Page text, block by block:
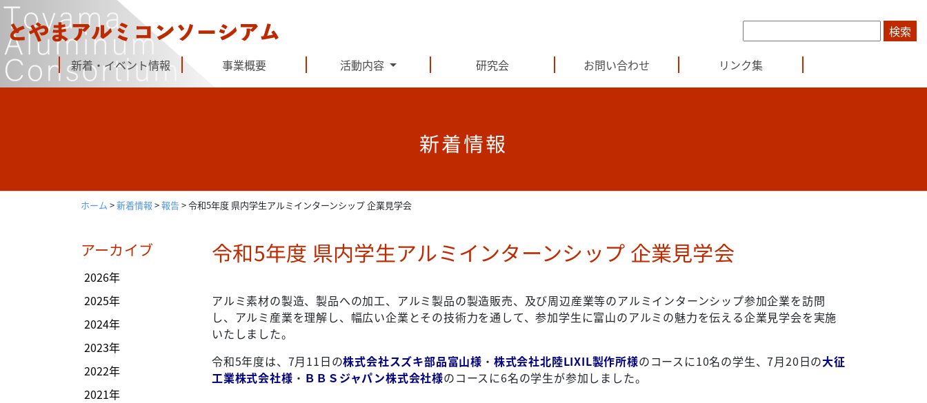
Skip
content
新着・イベント情報
事業概要 活動内容 研究会 お問い合わせ リンク集
新着情報
ホーム >新着情報 >報告>令和5年度 県内学生アルミインターンシップ 企業見学会
アーカイブ
2026年
2025年
2024年
2023年
2022年
2021年
令和5年度 県内学生アルミインターンシップ 企業見学会
アルミ素材の製造、製品への加工、アルミ製品の製造販売、及び周辺産業等のアルミインターンシップ参加企業を訪問
し、アルミ産業を理解し、幅広い企業とその技術力を通して、参加学生に富山のアルミの魅力を伝える企業見学会を実施
いたしました。
令和5年度は、7月11日の株式会社スズキ部品富山様 ・ 株式会社北陸LIXIL製作所様のコースに10名の学生、7月20日の大征
工業株式会社様 ・ ＢＢＳジャパン株式会社様のコースに6名の学生が参加しました。